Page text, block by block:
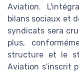
Aviation.
bilans sociaux et
syndicats sera
plus,
structure et le
Aviation s'inscrit